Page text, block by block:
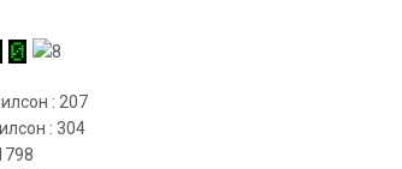
: 207
: 304